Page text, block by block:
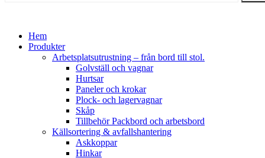
Hem
Produkter
Arbetsplatsutrustning – från bord till stol.
Golvställ och vagnar
Hurtsar
Paneler och krokar
Plock- och lagervagnar
Skåp
Tillbehör Packbord och arbetsbord
Källsortering & avfallshantering
Askkoppar
Hinkar